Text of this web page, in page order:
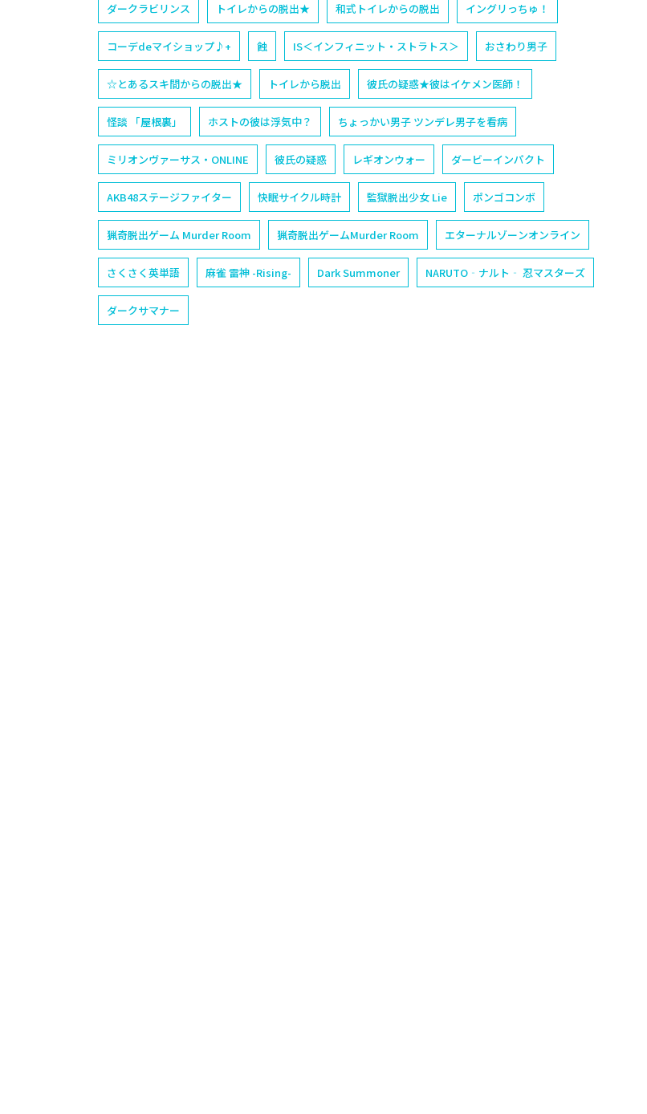
ダークラビリンス トイレからの脱出★ 和式トイレからの脱出 イングリっちゅ！
コーデdeマイショップ♪+ 蝕 IS＜インフィニット・ストラトス＞ おさわり男子
☆とあるスキ間からの脱出★ トイレから脱出 彼氏の疑惑★彼はイケメン医師！
怪談 「屋根裏」 ホストの彼は浮気中？ ちょっかい男子 ツンデレ男子を看病
ミリオンヴァーサス・ONLINE 彼氏の疑惑 レギオンウォー ダービーインパクト
AKB48ステージファイター 快眠サイクル時計 監獄脱出少女 Lie ポンゴコンボ
猟奇脱出ゲーム Murder Room 猟奇脱出ゲームMurder Room エターナルゾーンオンライン
さくさく英単語 麻雀 雷神 -Rising- Dark Summoner NARUTO‐ナルト‐ 忍マスターズ
ダークサマナー